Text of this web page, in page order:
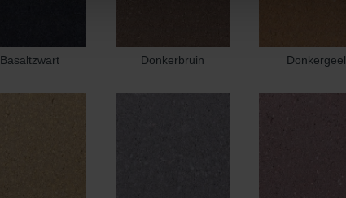
Basaltzwart Donkerbruin Donkergeel